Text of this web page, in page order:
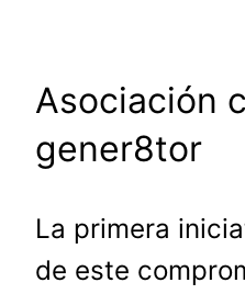
Asociación
gener8tor
La primera
de este